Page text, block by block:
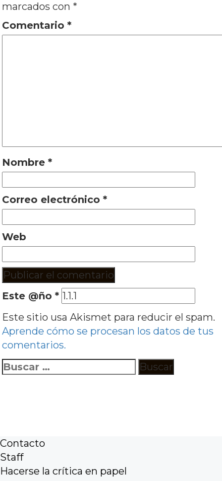
marcados con *
Comentario*
Nombre*
Correo electrónico*
Web
Este @ño*
Este sitio usa Akismet para reducir el spam.
Aprende cómo se procesan los datos de tus
comentarios.
Buscar:
Contacto
Staff
Hacerse la crítica en papel